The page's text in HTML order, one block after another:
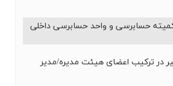
و تامین کنندگان
واحد مالی
حسابرسی و واحد حسابرسی داخلی
در ترکیب اعضای هیئت مدیره/مدیر